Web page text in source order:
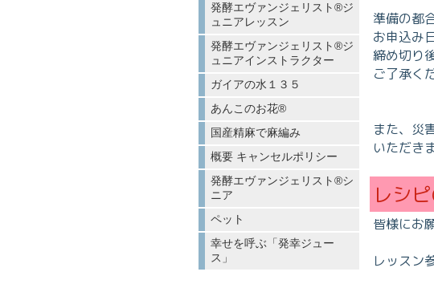
準備の都
お申込み
締め切り
ご了承く
また、災
いただき
レシ
皆様にお
レッスン
発酵エヴァンジェリスト®︎ジ
ュニアレッスン
発酵エヴァンジェリスト®︎ジ
ュニアインストラクター
ガイアの水１３５
あんこのお花®︎
国産精麻で麻編み
概要 キャンセルポリシー
発酵エヴァンジェリスト®シ
ニア
ペット
幸せを呼ぶ「発幸ジュー
ス」